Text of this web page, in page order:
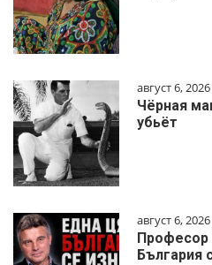
август 6, 2026
Чёрная
убьёт
август 6, 2026
Професор
България